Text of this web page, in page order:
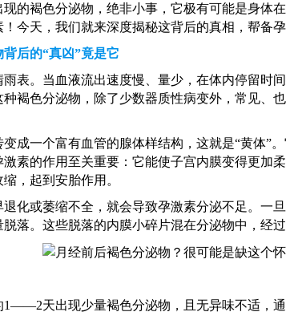
的褐色分泌物，绝非小事，它极有可能是身体
今天，我们就来深度揭秘这背后的真相，帮备
背后的“真凶”竟是它
雨表。当血液流出速度慢、量少，在体内停留时
褐色分泌物，除了少数器质性病变外，常见、
成一个富有血管的腺体样结构，这就是“黄体”
素的作用至关重要：它能使子宫内膜变得更加
，起到安胎作用。
化或萎缩不全，就会导致孕激素分泌不足。一
落。这些脱落的内膜小碎片混在分泌物中，经
1——2天出现少量褐色分泌物，且无异味不适，